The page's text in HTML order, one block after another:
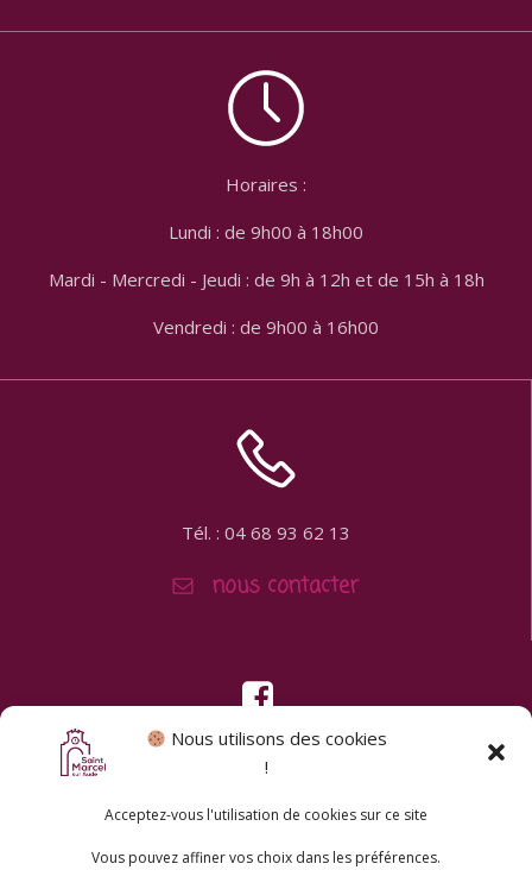
Nous utilisons des cookies
!
Acceptez-vous l'utilisation de cookies sur ce site
Vous pouvez affiner vos choix dans les préférences.
Horaires :
Lundi : de 9h00 à 18h00
Mardi - Mercredi - Jeudi : de 9h à 12h et de 15h à 18h
Vendredi : de 9h00 à 16h00
Tél. : 04 68 93 62 13
nous contacter